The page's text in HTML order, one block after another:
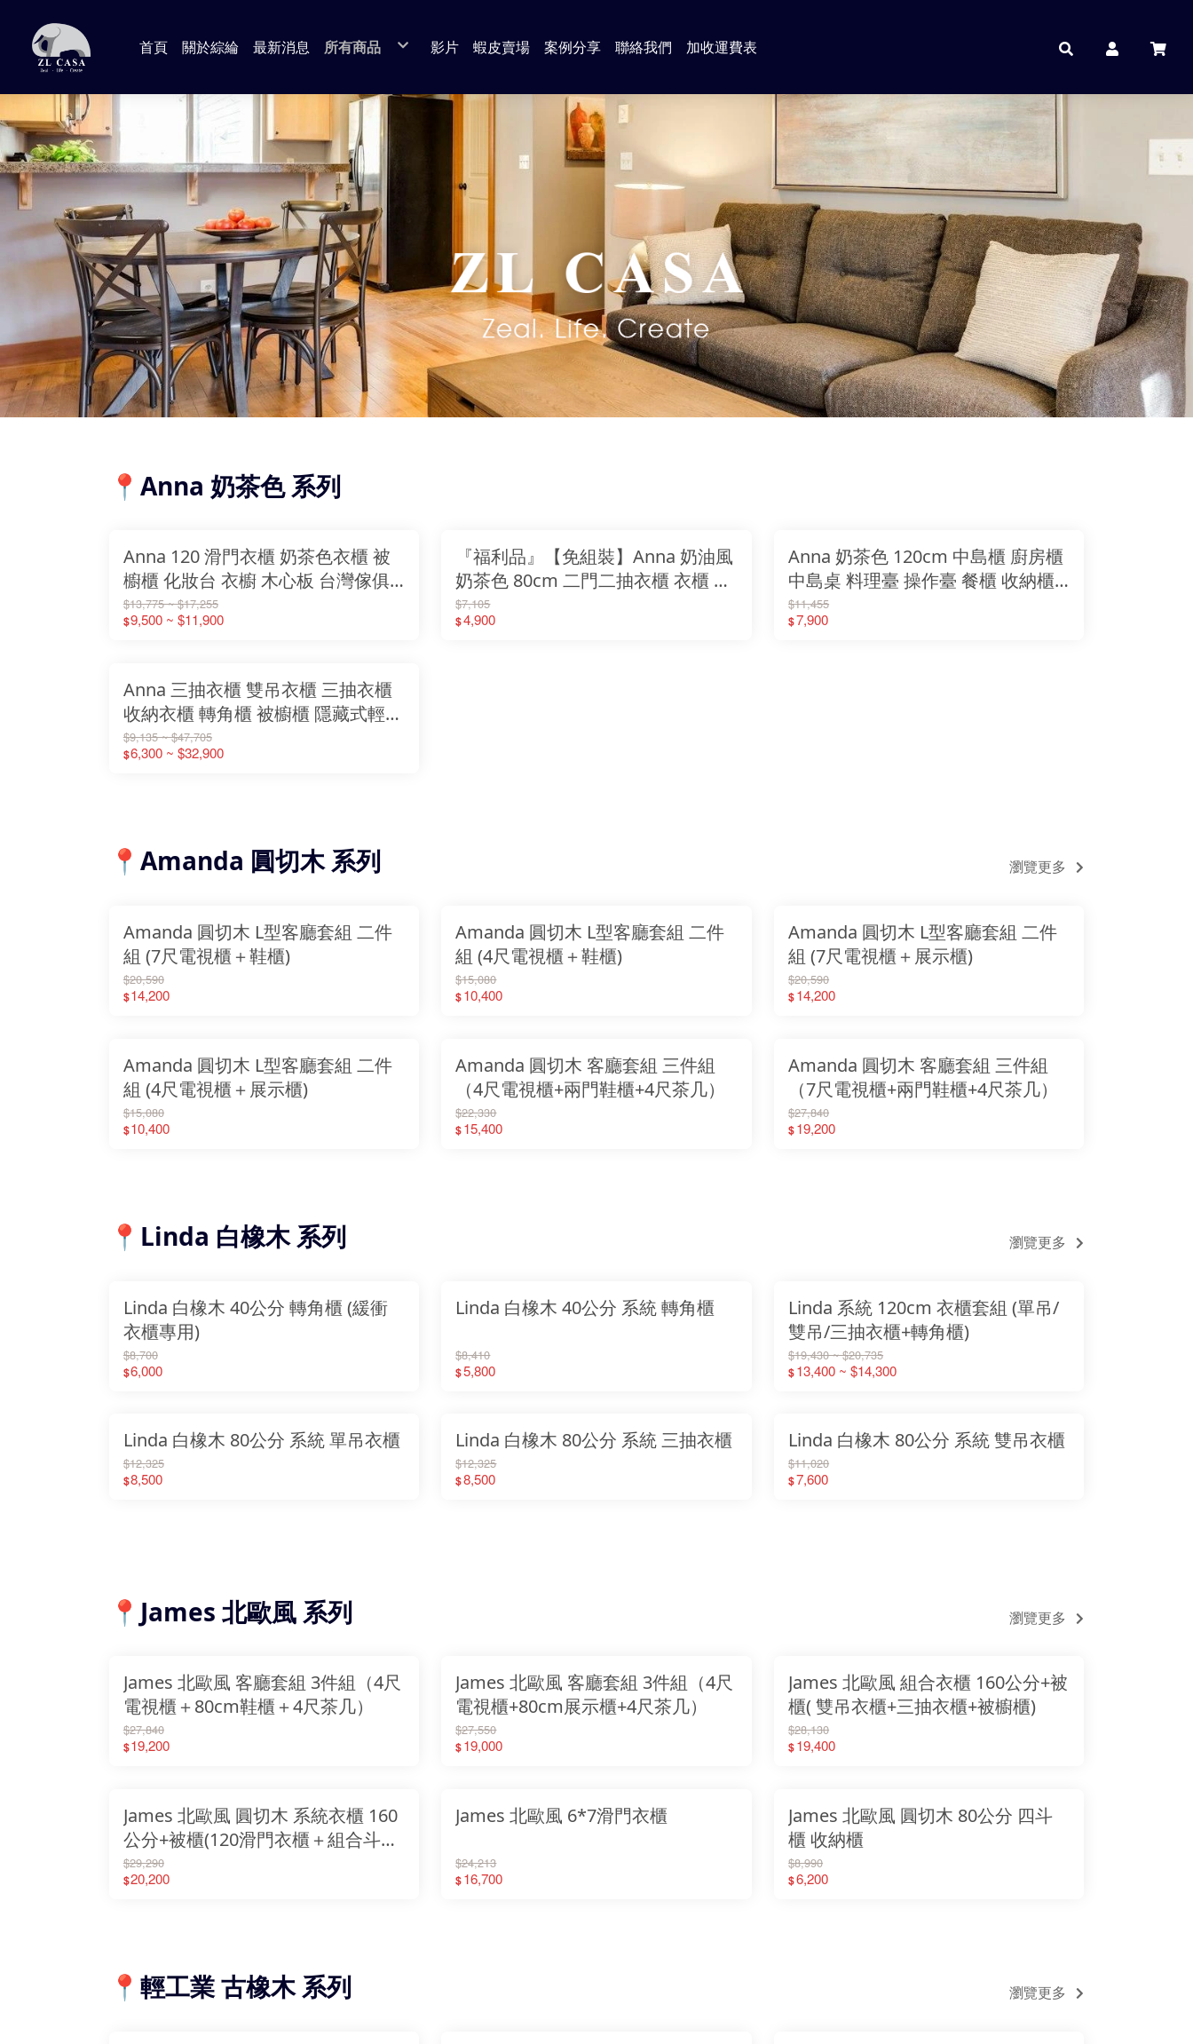
首頁 關於綜綸 最新消息 所有商品
📍James 北歐風 系列
📍輕工業 古橡木 系列
臥室系列（衣櫃 / 衣櫥）
🔸 客廳系列
客廳系列（電視櫃 / 茶几 / 邊几）
🔸 書房系列
書房系列 （書桌）
🔸 沙發套組
沙發
🔸 廚房 / 餐廳 系列
廚房系列（餐櫃 / 電器櫃 / 中島櫃 / 收納櫃）
📍加購專區
影片 蝦皮賣場 案例分享 聯絡我們 加收運費表
📍Anna 奶茶色 系列
Anna 120 滑門衣櫃 奶茶色衣櫃 被
櫥櫃 化妝台 衣櫥 木心板 台灣傢俱
彰化傢俱推薦
$13,775 ~ $17,255
$9,500 ~ $11,900
『福利品』【免組裝】Anna 奶油風
奶茶色 80cm 二門二抽衣櫃 衣櫃 吊
衣櫃 收納櫃 抽屜衣櫃 木心板
$7,105
$4,900
Anna 奶茶色 120cm 中島櫃 廚房櫃
中島桌 料理臺 操作臺 餐櫃 收納櫃
置物櫃 廚房置物櫃 ３年保固 免安裝
$11,455
$7,900
Anna 三抽衣櫃 雙吊衣櫃 三抽衣櫃
收納衣櫃 轉角櫃 被櫥櫃 隱藏式輕觸
緩衝門片 客製化 訂做 木心板【免安
裝】
$9,135 ~ $47,705
$6,300 ~ $32,900
📍Amanda 圓切木 系列 瀏覽更多
Amanda 圓切木 L型客廳套組 二件
組 (7尺電視櫃＋鞋櫃)
$20,590
$14,200
Amanda 圓切木 L型客廳套組 二件
組 (4尺電視櫃＋鞋櫃)
$15,080
$10,400
Amanda 圓切木 L型客廳套組 二件
組 (7尺電視櫃＋展示櫃)
$20,590
$14,200
Amanda 圓切木 L型客廳套組 二件
組 (4尺電視櫃＋展示櫃)
$15,080
$10,400
Amanda 圓切木 客廳套組 三件組
（4尺電視櫃+兩門鞋櫃+4尺茶几）
$22,330
$15,400
Amanda 圓切木 客廳套組 三件組
（7尺電視櫃+兩門鞋櫃+4尺茶几）
$27,840
$19,200
📍Linda 白橡木 系列 瀏覽更多
Linda 白橡木 40公分 轉角櫃 (緩衝
衣櫃專用)
$8,700
$6,000
Linda 白橡木 40公分 系統 轉角櫃
$8,410
$5,800
Linda 系統 120cm 衣櫃套組 (單吊/
雙吊/三抽衣櫃+轉角櫃)
$19,430 ~ $20,735
$13,400 ~ $14,300
Linda 白橡木 80公分 系統 單吊衣櫃
$12,325
$8,500
Linda 白橡木 80公分 系統 三抽衣櫃
$12,325
$8,500
Linda 白橡木 80公分 系統 雙吊衣櫃
$11,020
$7,600
📍James 北歐風 系列 瀏覽更多
James 北歐風 客廳套組 3件組（4尺
電視櫃＋80cm鞋櫃＋4尺茶几）
$27,840
$19,200
James 北歐風 客廳套組 3件組（4尺
電視櫃+80cm展示櫃+4尺茶几）
$27,550
$19,000
James 北歐風 組合衣櫃 160公分+被
櫃( 雙吊衣櫃+三抽衣櫃+被櫥櫃)
$28,130
$19,400
James 北歐風 圓切木 系統衣櫃 160
公分+被櫃(120滑門衣櫃＋組合斗櫃
＋被櫥櫃)
$29,290
$20,200
James 北歐風 6*7滑門衣櫃
$24,213
$16,700
James 北歐風 圓切木 80公分 四斗
櫃 收納櫃
$8,990
$6,200
📍輕工業 古橡木 系列 瀏覽更多